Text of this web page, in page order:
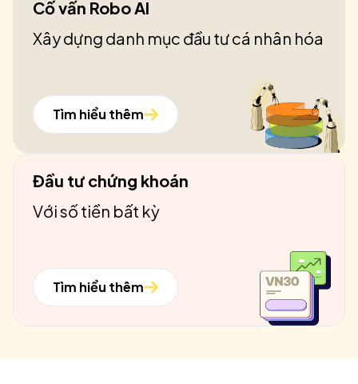
Cố vấn Robo AI
Xây dựng danh mục đầu tư cá nhân hóa
Tìm hiểu thêm
Đầu tư chứng khoán
Với số tiền bất kỳ
Tìm hiểu thêm